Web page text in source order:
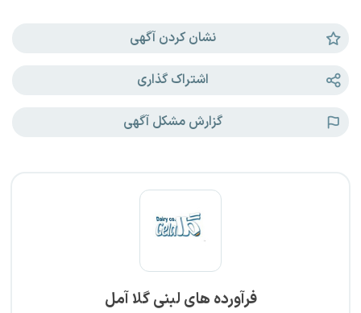
نشان کردن آگهی
اشتراک گذاری
گزارش مشکل آگهی
فرآورده های لبنی گلا آمل